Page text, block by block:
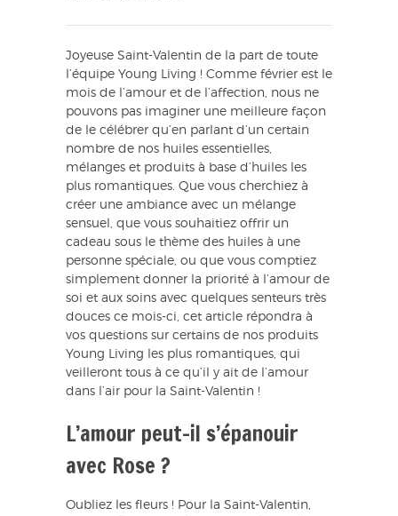
Joyeuse Saint-Valentin de la part de toute
l’équipe Young Living ! Comme février est le
mois de l’amour et de l’affection, nous ne
pouvons pas imaginer une meilleure façon
de le célébrer qu’en parlant d’un certain
nombre de nos huiles essentielles,
mélanges et produits à base d’huiles les
plus romantiques. Que vous cherchiez à
créer une ambiance avec un mélange
sensuel, que vous souhaitiez offrir un
cadeau sous le thème des huiles à une
personne spéciale, ou que vous comptiez
simplement donner la priorité à l’amour de
soi et aux soins avec quelques senteurs très
douces ce mois-ci, cet article répondra à
vos questions sur certains de nos produits
Young Living les plus romantiques, qui
veilleront tous à ce qu’il y ait de l’amour
dans l’air pour la Saint-Valentin !
L’amour peut-il s’épanouir
avec Rose ?
Oubliez les fleurs ! Pour la Saint-Valentin,